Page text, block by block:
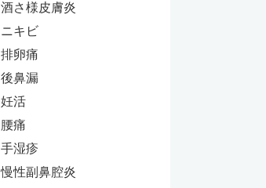
酒さ様皮膚炎
ニキビ
排卵痛
後鼻漏
妊活
腰痛
手湿疹
慢性副鼻腔炎